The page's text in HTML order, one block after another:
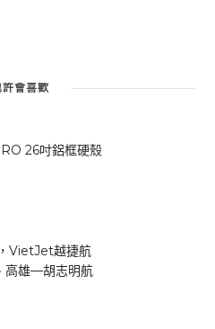
許會喜歡
26吋鋁框硬殼
VietJet越捷航
高雄—胡志明航